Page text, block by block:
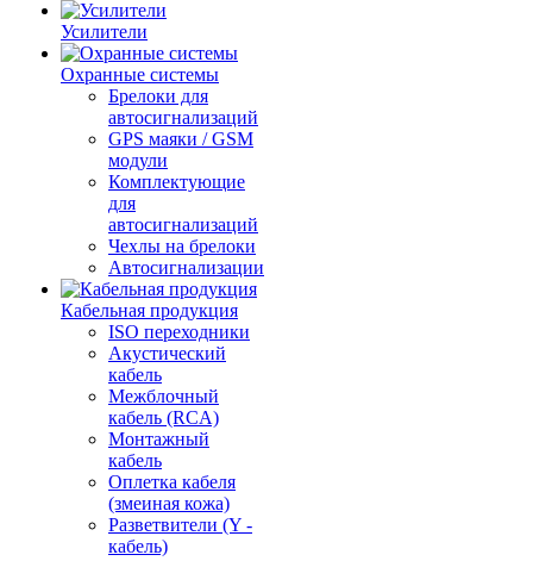
Усилители
Охранные системы
Брелоки для
автосигнализаций
GPS маяки / GSM
модули
Комплектующие
для
автосигнализаций
Чехлы на брелоки
Автосигнализации
Кабельная продукция
ISO переходники
Акустический
кабель
Межблочный
кабель (RCA)
Монтажный
кабель
Оплетка кабеля
(змеиная кожа)
Разветвители (Y -
кабель)